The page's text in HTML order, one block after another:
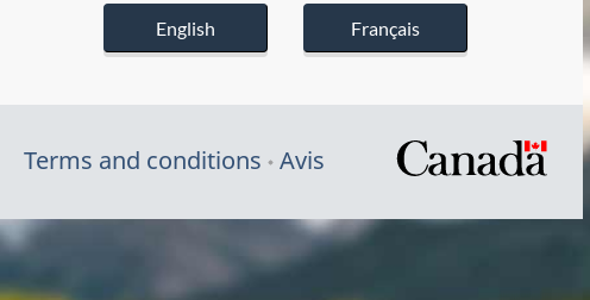
English Français
Terms and conditions Avis
/